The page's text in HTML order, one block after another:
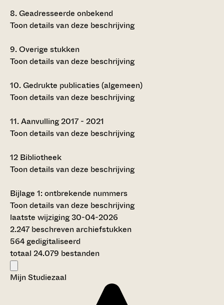
8.Geadresseerde onbekend
Toon details van deze beschrijving
9.Overige stukken
Toon details van deze beschrijving
10.Gedrukte publicaties (algemeen)
Toon details van deze beschrijving
11.Aanvulling 2017 - 2021
Toon details van deze beschrijving
12 Bibliotheek
Toon details van deze beschrijving
Bijlage 1: ontbrekende nummers
Toon details van deze beschrijving
laatste wijziging 30-04-2026
2.247 beschreven archiefstukken
564 gedigitaliseerd
totaal 24.079 bestanden
Mijn Studiezaal